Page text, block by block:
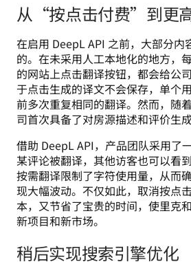
从“按点击付费”到更
在启用 DeepL API 之前，大部分内
的。在未采用人工本地化的地方，
的网站上点击翻译按钮，都会给公
于点击生成的译文不会保存，单个
前多次重复相同的翻译。然而，随
司首次具备了对房源描述和评价生
借助 DeepL API，产品团队采用了
某评论被翻译，其他访客也可以看
按需翻译限制了字符使用量，从而
现大幅波动。不仅如此，取消按点
本，又节省了宝贵的时间，使里克
新项目和新市场。
稍后实现搜索引擎优化